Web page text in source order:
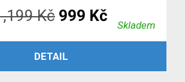
Kč Původní
cena
byla:
999 Kč
cena
Skladem
ČTĚTE VÍCE
DETAIL